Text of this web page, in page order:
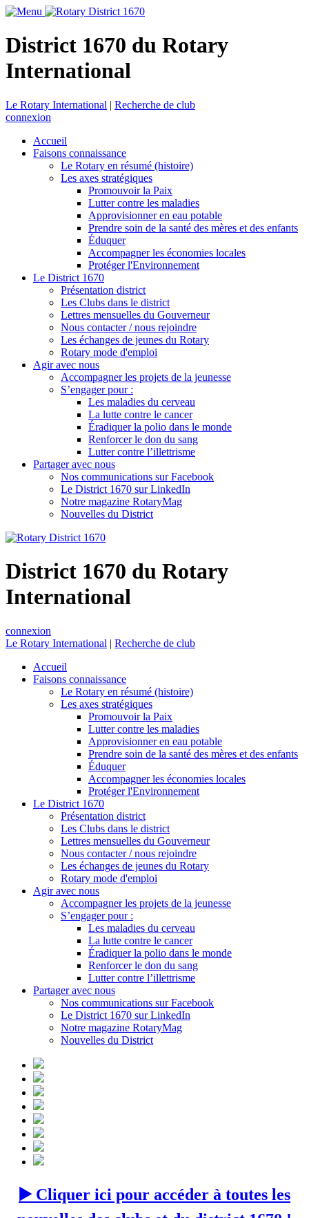
District 1670 du Rotary
International
Le Rotary International | Recherche de club
connexion
Accueil
Faisons connaissance
Le Rotary en résumé (histoire)
Les axes stratégiques
Promouvoir la Paix
Lutter contre les maladies
Approvisionner en eau potable
Prendre soin de la santé des mères et des enfants
Éduquer
Accompagner les économies locales
Protéger l'Environnement
Le District 1670
Présentation district
Les Clubs dans le district
Lettres mensuelles du Gouverneur
Nous contacter / nous rejoindre
Les échanges de jeunes du Rotary
Rotary mode d'emploi
Agir avec nous
Accompagner les projets de la jeunesse
S’engager pour :
Les maladies du cerveau
La lutte contre le cancer
Éradiquer la polio dans le monde
Renforcer le don du sang
Lutter contre l’illettrisme
Partager avec nous
Nos communications sur Facebook
Le District 1670 sur LinkedIn
Notre magazine RotaryMag
Nouvelles du District
District 1670 du Rotary
International
connexion
Le Rotary International | Recherche de club
Accueil
Faisons connaissance
Le Rotary en résumé (histoire)
Les axes stratégiques
Promouvoir la Paix
Lutter contre les maladies
Approvisionner en eau potable
Prendre soin de la santé des mères et des enfants
Éduquer
Accompagner les économies locales
Protéger l'Environnement
Le District 1670
Présentation district
Les Clubs dans le district
Lettres mensuelles du Gouverneur
Nous contacter / nous rejoindre
Les échanges de jeunes du Rotary
Rotary mode d'emploi
Agir avec nous
Accompagner les projets de la jeunesse
S’engager pour :
Les maladies du cerveau
La lutte contre le cancer
Éradiquer la polio dans le monde
Renforcer le don du sang
Lutter contre l’illettrisme
Partager avec nous
Nos communications sur Facebook
Le District 1670 sur LinkedIn
Notre magazine RotaryMag
Nouvelles du District
▶️ Cliquer ici pour accéder à toutes les